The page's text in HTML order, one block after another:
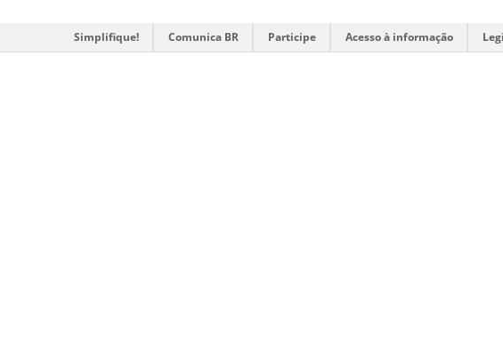
Simplifique! Comunica BR Participe Acesso à informação